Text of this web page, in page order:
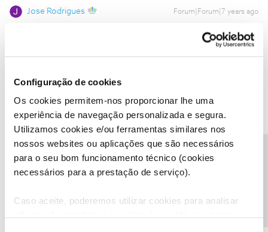
Configuração de cookies
Os cookies permitem-nos proporcionar lhe uma
experiência de navegação personalizada e segura.
Utilizamos cookies e/ou ferramentas similares nos
nossos websites ou aplicações que são necessários
para o seu bom funcionamento técnico (cookies
necessários para a prestação de serviço).
Caso aceite, poderemos utilizar cookies para analisar
Jose Rodrigues Forum|Forum|7 years ago
Como.posso ligar para a faturacao se tenho os servicos de
Tem razão, dirija-se a uma loja NOS.
Lara Martins Forum|Forum|7 years ago
Tambem nao consigo, a loja mais proxima é a 30km de distancia.
Nao podem entrar em contacto comigo para outro numero que
eu dê?